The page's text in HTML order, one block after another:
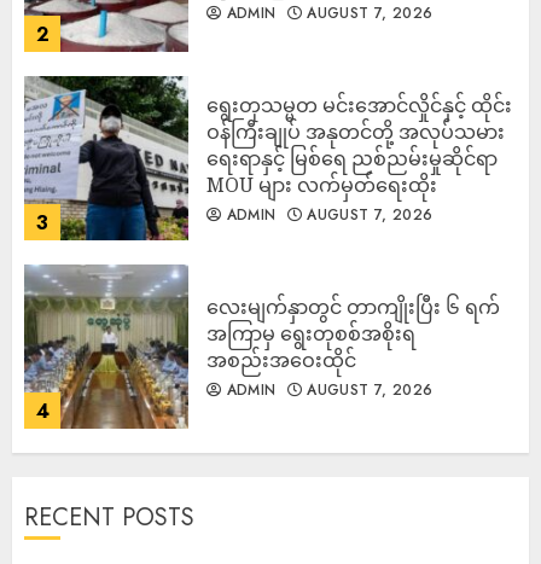
2
ADMIN AUGUST 7, 2026
3
ရွေးတုသမ္မတ မင်းအောင်လှိုင်နှင့် ထိုင်း
ဝန်ကြီးချုပ် အနုတင်တို့ အလုပ်သမား
ရေးရာနှင့် မြစ်ရေ ညစ်ညမ်းမှုဆိုင်ရာ
MOU များ လက်မှတ်ရေးထိုး
ADMIN AUGUST 7, 2026
4
လေးမျက်နှာတွင် တာကျိုးပြီး ၆ ရက်
အကြာမှ ရွေးတုစစ်အစိုးရ
အစည်းအဝေးထိုင်
ADMIN AUGUST 7, 2026
RECENT POSTS